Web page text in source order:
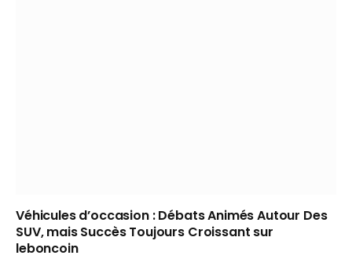
Véhicules d’occasion : Débats Animés Autour Des
SUV, mais Succès Toujours Croissant sur
leboncoin